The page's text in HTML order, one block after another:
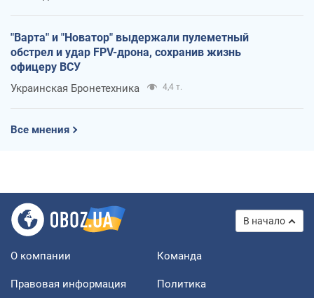
"Варта" и "Новатор" выдержали пулеметный
обстрел и удар FPV-дрона, сохранив жизнь
офицеру ВСУ
Украинская Бронетехника 4,4 т.
Все мнения
В начало
О компании Команда
Правовая информация
Политика